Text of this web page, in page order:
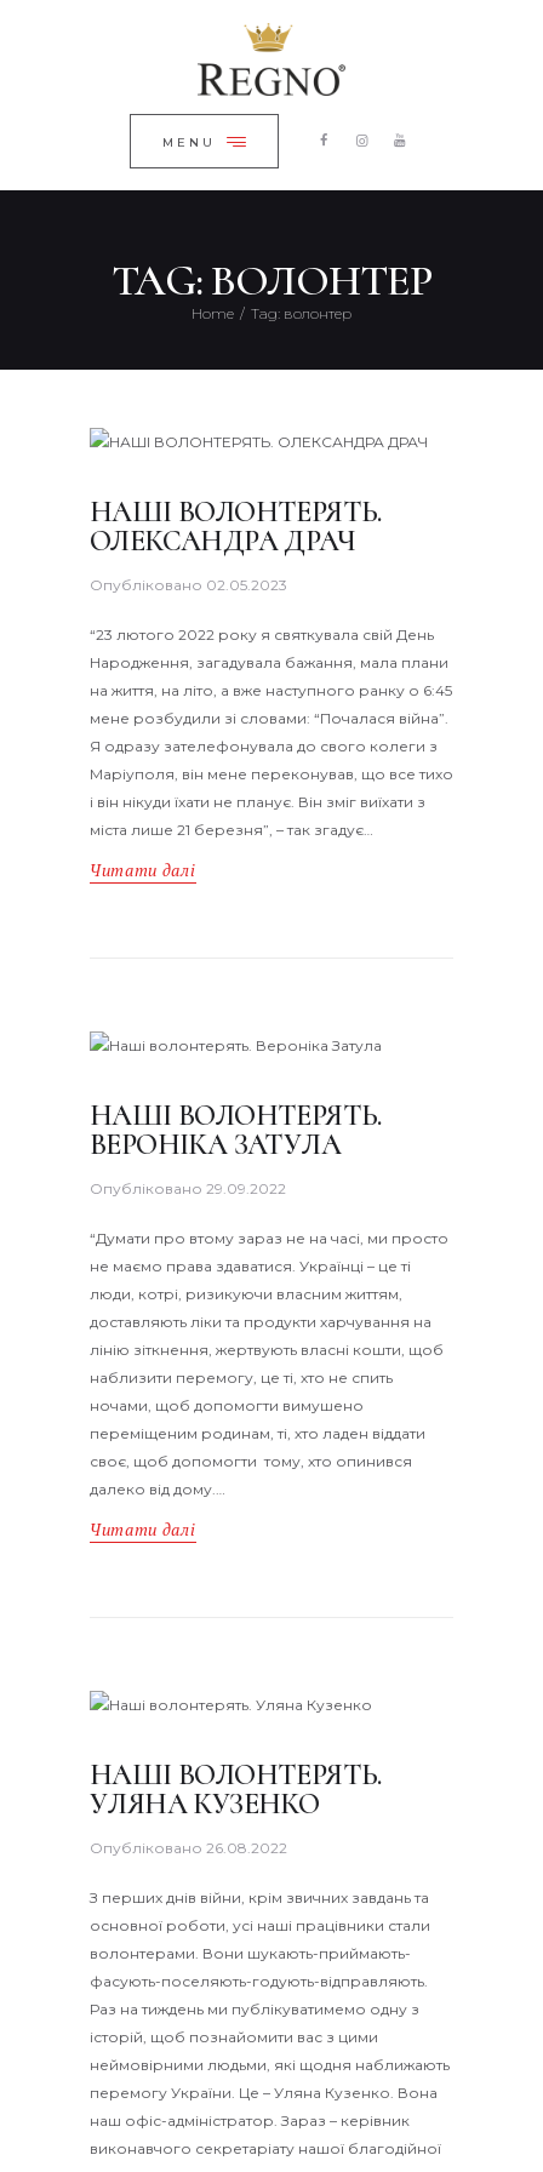
MENU
TAG: ВОЛОНТЕР
Home Tag: волонтер
ПРО КОМПАНІЮ
UKRAINIAN
НАШІ ВОЛОНТЕРЯТЬ.
ОЛЕКСАНДРА ДРАЧ
Опубліковано 02.05.2023
“23 лютого 2022 року я святкувала свій День
Народження, загадувала бажання, мала плани
на життя, на літо, а вже наступного ранку о 6:45
мене розбудили зі словами: “Почалася війна”.
Я одразу зателефонувала до свого колеги з
Маріуполя, він мене переконував, що все тихо
і він нікуди їхати не планує. Він зміг виїхати з
міста лише 21 березня”, – так згадує…
Читати далі
НАШІ ВОЛОНТЕРЯТЬ.
ВЕРОНІКА ЗАТУЛА
Опубліковано 29.09.2022
“Думати про втому зараз не на часі, ми просто
не маємо права здаватися. Українці – це ті
люди, котрі, ризикуючи власним життям,
доставляють ліки та продукти харчування на
лінію зіткнення, жертвують власні кошти, щоб
наблизити перемогу, це ті, хто не спить
ночами, щоб допомогти вимушено
переміщеним родинам, ті, хто ладен віддати
своє, щоб допомогти тому, хто опинився
далеко від дому.…
Читати далі
НАШІ ВОЛОНТЕРЯТЬ.
УЛЯНА КУЗЕНКО
Опубліковано 26.08.2022
З перших днів війни, крім звичних завдань та
основної роботи, усі наші працівники стали
волонтерами. Вони шукають-приймають-
фасують-поселяють-годують-відправляють.
Раз на тиждень ми публікуватимемо одну з
історій, щоб познайомити вас з цими
неймовірними людьми, які щодня наближають
перемогу України. Це – Уляна Кузенко. Вона
наш офіс-адміністратор. Зараз – керівник
виконавчого секретаріату нашої благодійної